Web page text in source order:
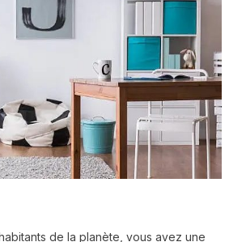
de la planète, vous avez une